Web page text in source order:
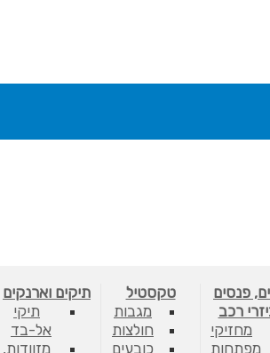
פנסים
רכב
מחזיקי
מפתחות
טקסטיל
מגבות
חולצות
כובעים
תיקים וארנקים
תיקי
אל-בד
מזוודות,